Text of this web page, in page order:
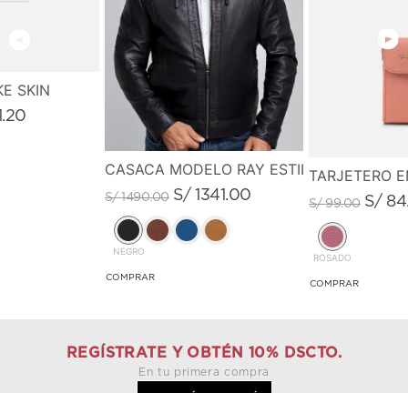
SKIN
.20
CASACA MODELO RAY ESTILO VINTAGE
S/ 1490.00 S/ 1341.00
NEGRO
TARJETERO
S/ 99.00 S/ 84.
ROSADO
REGÍSTRATE Y OBTÉN 10% DSCTO.
En tu primera compra